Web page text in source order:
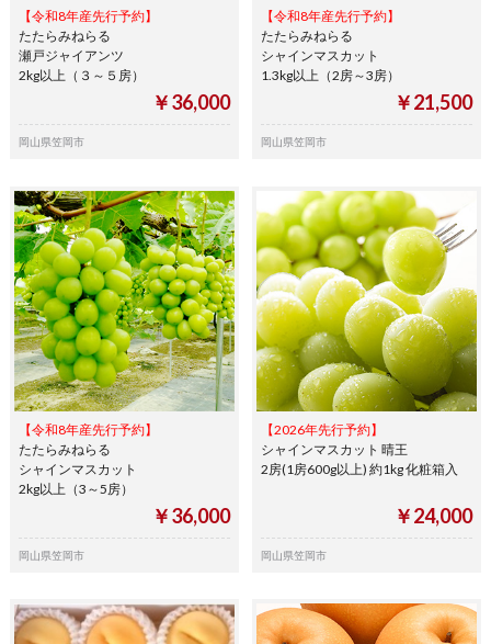
【令和8年産先行予約】
たたらみねらる
瀬戸ジャイアンツ
2kg以上（３～５房）
￥36,000
岡山県笠岡市
【令和8年産先行予約】
たたらみねらる
シャインマスカット
1.3kg以上（2房～3房）
￥21,500
岡山県笠岡市
【令和8年産先行予約】
たたらみねらる
シャインマスカット
2kg以上（3～5房）
￥36,000
岡山県笠岡市
【2026年先行予約】
シャインマスカット 晴王
2房(1房600g以上) 約1kg 化粧箱入
￥24,000
岡山県笠岡市